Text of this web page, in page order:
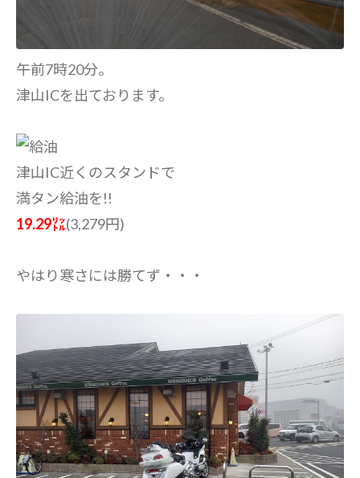
午前7時20分。
津山ICを出ております。
津山IC近くのスタンドで
満タン給油を!!
19.29㍑(3,279円)
やはり寒さには勝てず・・・